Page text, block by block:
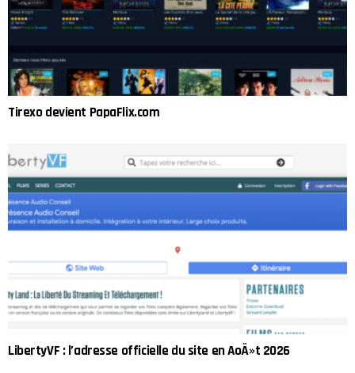
Tirexo devient PapaFlix.com
LibertyVF : l’adresse officielle du site en AoÃ»t 2026